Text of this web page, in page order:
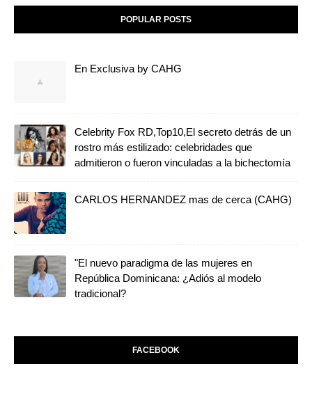
POPULAR POSTS
En Exclusiva by CAHG
Celebrity Fox RD,Top10,El secreto detrás de un
rostro más estilizado: celebridades que
admitieron o fueron vinculadas a la bichectomía
CARLOS HERNANDEZ mas de cerca (CAHG)
"El nuevo paradigma de las mujeres en
República Dominicana: ¿Adiós al modelo
tradicional?
FACEBOOK